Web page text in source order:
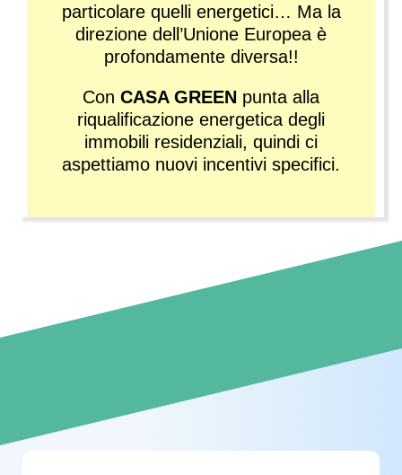
particolare quelli energetici… Ma la
direzione dell’Unione Europea è
profondamente diversa!!
Con CASA GREEN punta alla
riqualificazione energetica degli
immobili residenziali, quindi ci
aspettiamo nuovi incentivi specifici.